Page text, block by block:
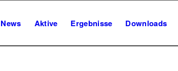
News Aktive Ergebnisse Downloads